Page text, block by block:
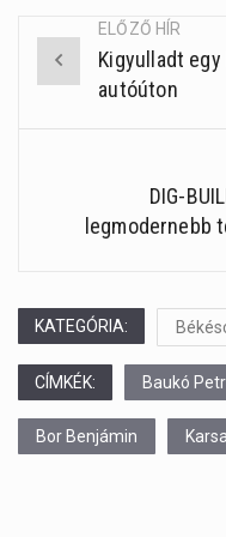
Post
navigation
ELŐZŐ HÍR
Kigyulladt
autóúton
DIG-
legmodernebb
KATEGÓRIA:
CÍMKÉK: Baukó
Bor Benjámin